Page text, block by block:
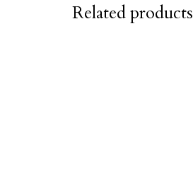
Related products